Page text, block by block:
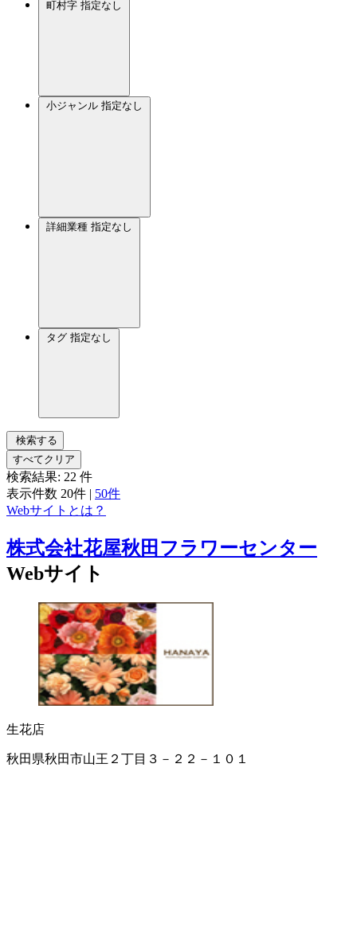
町村字 指定なし
小ジャンル 指定なし
詳細業種 指定なし
タグ 指定なし
検索する
すべてクリア
検索結果: 22 件
表示件数 20件 | 50件
Webサイトとは？
株式会社花屋秋田フラワーセンター
Webサイト
生花店
秋田県秋田市山王２丁目３－２２－１０１